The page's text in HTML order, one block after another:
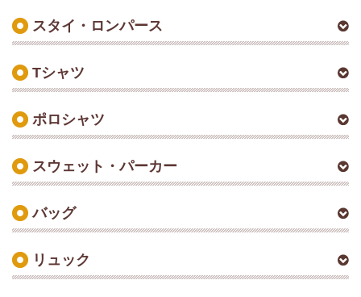
スタイ・ロンパース
Tシャツ
ポロシャツ
スウェット・パーカー
バッグ
リュック